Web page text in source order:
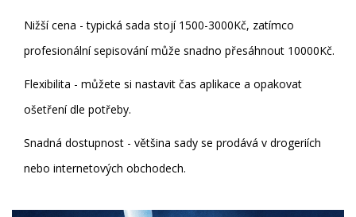
Nižší cena - typická sada stojí 1500-3000Kč, zatímco
profesionální sepisování může snadno přesáhnout 10000Kč.
Flexibilita - můžete si nastavit čas aplikace a opakovat
ošetření dle potřeby.
Snadná dostupnost - většina sady se prodává v drogeriích
nebo internetových obchodech.